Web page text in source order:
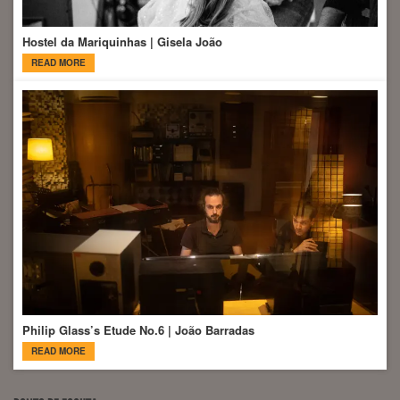
Hostel da Mariquinhas | Gisela João
READ MORE
Philip Glass’s Etude No.6 | João Barradas
READ MORE